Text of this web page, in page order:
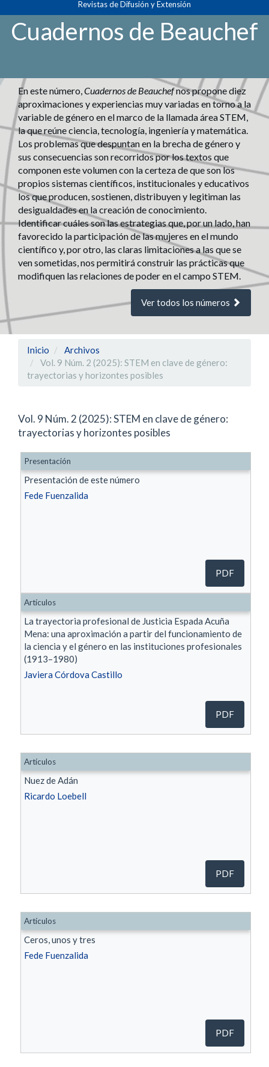
Contenido
principal
Barra
Revistas de Difusión y Extensión
Cuadernos de Beauchef
En este número,Cuadernos de Beauchefnos propone diez
aproximaciones y experiencias muy variadas en torno a la
variable de género en el marco de la llamada área STEM,
la que reúne ciencia, tecnología, ingeniería y matemática.
Los problemas que despuntan en la brecha de género y
sus consecuencias son recorridos por los textos que
componen este volumen con la certeza de que son los
propios sistemas científicos, institucionales y educativos
los que producen, sostienen, distribuyen y legitiman las
desigualdades en la creación de conocimiento.
Identificar cuáles son las estrategias que, por un lado, han
favorecido la participación de las mujeres en el mundo
científico y, por otro, las claras limitaciones a las que se
ven sometidas, nos permitirá construir las prácticas que
modifiquen las relaciones de poder en el campo STEM.
Ver todos los números
Inicio
Archivos
Vol. 9 Núm. 2 (2025): STEM en clave de género:
trayectorias y horizontes posibles
Vol. 9 Núm. 2 (2025): STEM en clave de género:
trayectorias y horizontes posibles
Presentación de este número
Fede Fuenzalida
Presentación
PDF
La trayectoria profesional de Justicia Espada Acuña
Mena: una aproximación a partir del funcionamiento de
la ciencia y el género en las instituciones profesionales
(1913–1980)
Javiera Córdova Castillo
Artículos
PDF
Nuez de Adán
Ricardo Loebell
Artículos
PDF
Ceros, unos y tres
Fede Fuenzalida
Artículos
PDF